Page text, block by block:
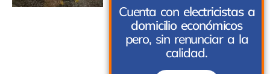
Cuenta con electricistas a
domicilio económicos
pero, sin renunciar a la
calidad.